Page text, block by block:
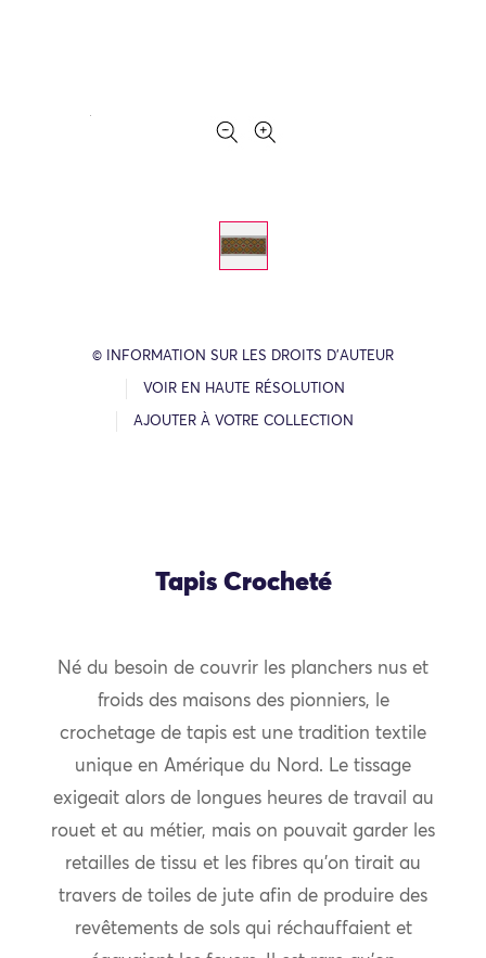
© INFORMATION SUR LES DROITS D’AUTEUR
VOIR EN HAUTE RÉSOLUTION
AJOUTER À VOTRE COLLECTION
Tapis Crocheté
Né du besoin de couvrir les planchers nus et
froids des maisons des pionniers, le
crochetage de tapis est une tradition textile
unique en Amérique du Nord. Le tissage
exigeait alors de longues heures de travail au
rouet et au métier, mais on pouvait garder les
retailles de tissu et les fibres qu’on tirait au
travers de toiles de jute afin de produire des
revêtements de sols qui réchauffaient et